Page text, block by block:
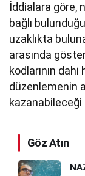
İddialara göre,
bağlı
uzaklıkta
arasında
kodlarının dahi
düzenlemenin
kazanabileceği
Göz Atın